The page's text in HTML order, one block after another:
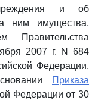
и об
ним имущества,
Правительства
2007 г. N 684
Федерации,
Приказа
Федерации от 30